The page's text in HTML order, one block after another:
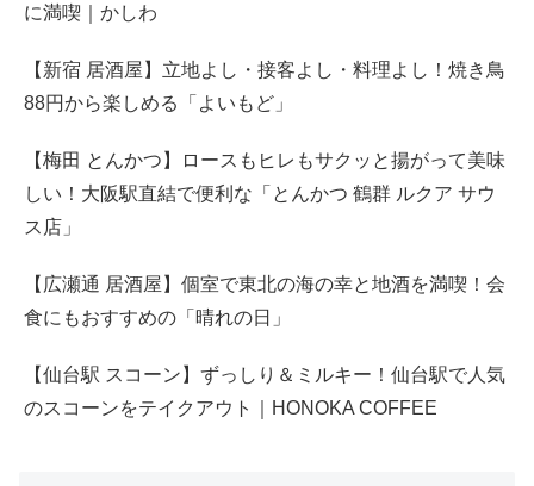
に満喫｜かしわ
【新宿 居酒屋】立地よし・接客よし・料理よし！焼き鳥
88円から楽しめる「よいもど」
【梅田 とんかつ】ロースもヒレもサクッと揚がって美味
しい！大阪駅直結で便利な「とんかつ 鶴群 ルクア サウ
ス店」
【広瀬通 居酒屋】個室で東北の海の幸と地酒を満喫！会
食にもおすすめの「晴れの日」
【仙台駅 スコーン】ずっしり＆ミルキー！仙台駅で人気
のスコーンをテイクアウト｜HONOKA COFFEE